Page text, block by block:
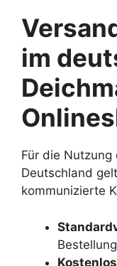
im
Für die Nutzung
Deutschland
kommunizierte
Bestellung